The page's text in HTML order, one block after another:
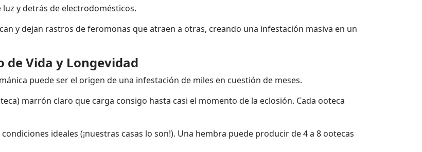
y detrás de electrodomésticos.
y dejan rastros de feromonas que atraen a otras, creando una infestación masiva en un
de Vida y Longevidad
puede ser el origen de una infestación de miles en cuestión de meses.
marrón claro que carga consigo hasta casi el momento de la eclosión. Cada ooteca
condiciones ideales (¡nuestras casas lo son!). Una hembra puede producir de 4 a 8 ootecas